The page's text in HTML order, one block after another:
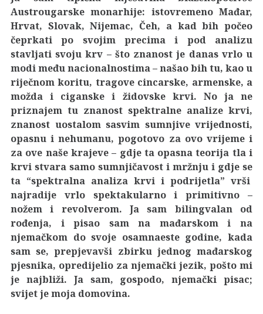
Austrougarske monarhije: istovremeno Mađar,
Hrvat, Slovak, Nijemac, Čeh, a kad bih počeo
čeprkati po svojim precima i pod analizu
stavljati svoju krv – što znanost je danas vrlo u
modi među nacionalnostima – našao bih tu, kao u
riječnom koritu, tragove cincarske, armenske, a
možda i ciganske i židovske krvi. No ja ne
priznajem tu znanost spektralne analize krvi,
znanost uostalom sasvim sumnjive vrijednosti,
opasnu i nehumanu, pogotovo za ovo vrijeme i
za ove naše krajeve – gdje ta opasna teorija tla i
krvi stvara samo sumnjičavost i mržnju i gdje se
ta “spektralna analiza krvi i podrijetla” vrši
najradije vrlo spektakularno i primitivno –
nožem i revolverom. Ja sam bilingvalan od
rođenja, i pisao sam na mađarskom i na
njemačkom do svoje osamnaeste godine, kada
sam se, prepjevavši zbirku jednog mađarskog
pjesnika, opredijelio za njemački jezik, pošto mi
je najbliži. Ja sam, gospodo, njemački pisac;
svijet je moja domovina.